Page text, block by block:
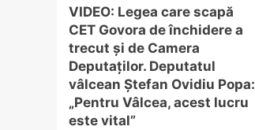
VIDEO: Legea care scapă
CET Govora de închidere a
trecut și de Camera
Deputaților. Deputatul
vâlcean Ștefan Ovidiu Popa:
„Pentru Vâlcea, acest lucru
este vital”